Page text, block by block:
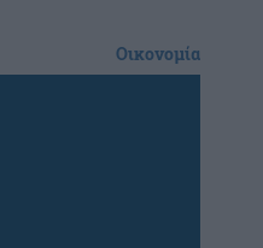
Οικονομία